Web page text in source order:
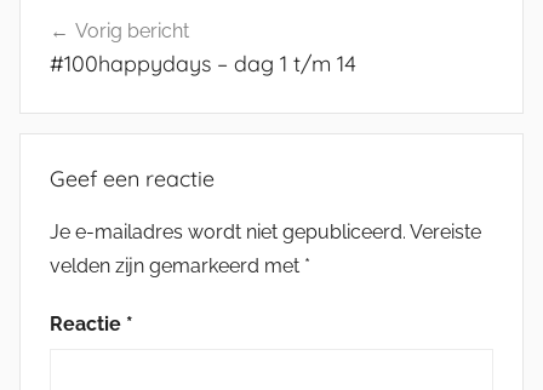
navigatie
Vorig bericht
#100happydays – dag 1 t/m 14
Geef een reactie
Je e-mailadres wordt niet gepubliceerd. Vereiste
velden zijn gemarkeerd met *
Reactie *